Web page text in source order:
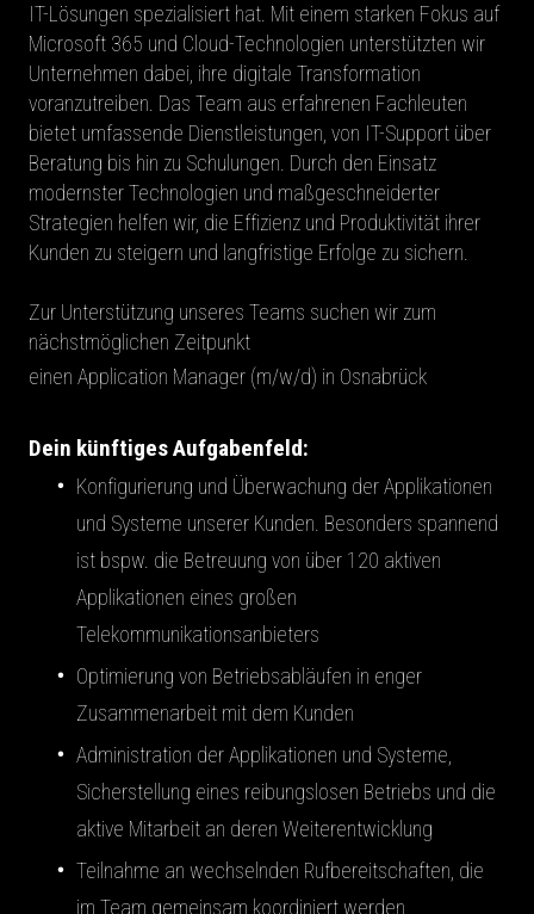
IT-Lösungen spezialisiert hat. Mit einem starken Fokus auf
Microsoft 365 und Cloud-Technologien unterstützten wir
Unternehmen dabei, ihre digitale Transformation
voranzutreiben. Das Team aus erfahrenen Fachleuten
bietet umfassende Dienstleistungen, von IT-Support über
Beratung bis hin zu Schulungen. Durch den Einsatz
modernster Technologien und maßgeschneiderter
Strategien helfen wir, die Effizienz und Produktivität ihrer
Kunden zu steigern und langfristige Erfolge zu sichern.
Zur Unterstützung unseres Teams suchen wir zum
nächstmöglichen Zeitpunkt
einen Application Manager (m/w/d) in Osnabrück
Dein künftiges Aufgabenfeld:
Konfigurierung und Überwachung der Applikationen
und Systeme unserer Kunden. Besonders spannend
ist bspw. die Betreuung von über 120 aktiven
Applikationen eines großen
Telekommunikationsanbieters
Optimierung von Betriebsabläufen in enger
Zusammenarbeit mit dem Kunden
Administration der Applikationen und Systeme,
Sicherstellung eines reibungslosen Betriebs und die
aktive Mitarbeit an deren Weiterentwicklung
Teilnahme an wechselnden Rufbereitschaften, die
im Team gemeinsam koordiniert werden